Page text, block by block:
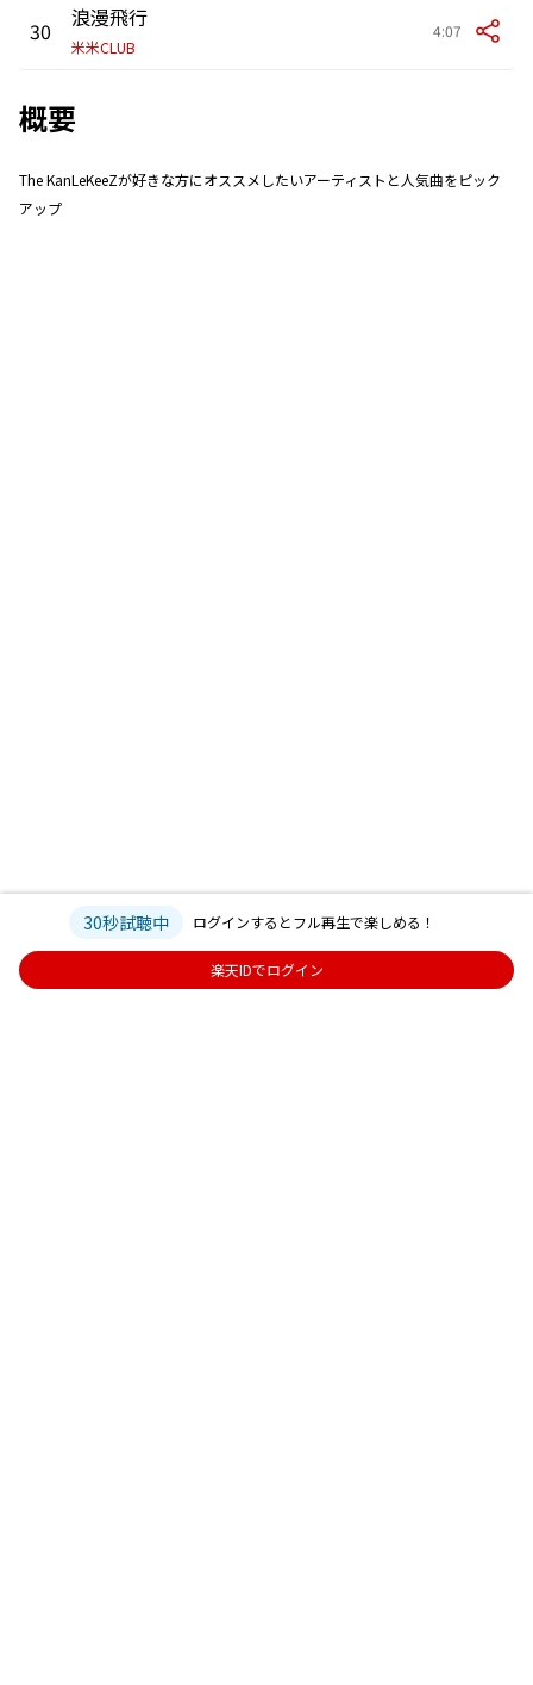
30 浪漫飛行
米米CLUB
4:07
概要
The KanLeKeeZが好きな方にオススメしたいアーティストと人気曲をピック
アップ
30秒試聴中 ログインするとフル再生で楽しめる！
楽天IDでログイン